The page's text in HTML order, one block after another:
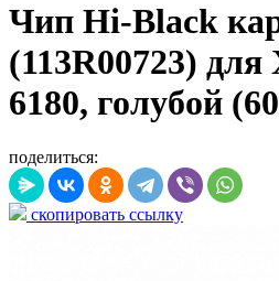
Чип Hi-Black
(113R00723) для
6180, голубой
поделиться:
скопировать ссылку